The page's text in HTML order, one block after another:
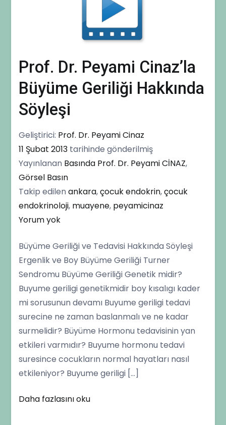
Prof. Dr. Peyami Cinaz’la
Büyüme Geriliği Hakkında
Söyleşi
Geliştirici: Prof. Dr. Peyami Cinaz
11 Şubat 2013 tarihinde gönderilmiş
Yayınlanan Basında Prof. Dr. Peyami CİNAZ,
Görsel Basın
Takip edilenankara,çocuk endokrin,çocuk
endokrinoloji, muayene, peyamicinaz
Yorum yokProf.
Peyami
Cinaz’la
Büyüme
Geriliği
Hakkında
Söyleşi
Büyüme Geriliği ve Tedavisi Hakkında Söyleşi
Ergenlik ve Boy Büyüme Geriliği Turner
Sendromu Büyüme Geriliği Genetik midir?
Buyume geriligi genetikmidir boy kısalıgı kader
mi sorusunun devamı Buyume geriligi tedavi
surecine ne zaman baslanmalı ve ne kadar
surmelidir? Büyüme Hormonu tedavisinin yan
etkileri varmıdır? Buyume hormonu tedavi
suresince cocukların normal hayatları nasıl
etkileniyor? Buyume geriligi […]
Daha fazlasını oku